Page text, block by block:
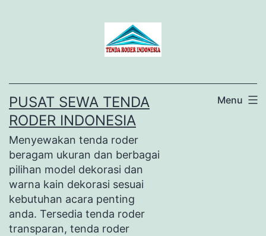
PUSAT SEWA TENDA
RODER INDONESIA
Menyewakan tenda roder
beragam ukuran dan berbagai
pilihan model dekorasi dan
warna kain dekorasi sesuai
kebutuhan acara penting
anda. Tersedia tenda roder
transparan, tenda roder
Menu